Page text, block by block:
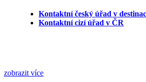
Kontaktní český úřad v
Kontaktní cizí úřad v ČR
zobrazit více